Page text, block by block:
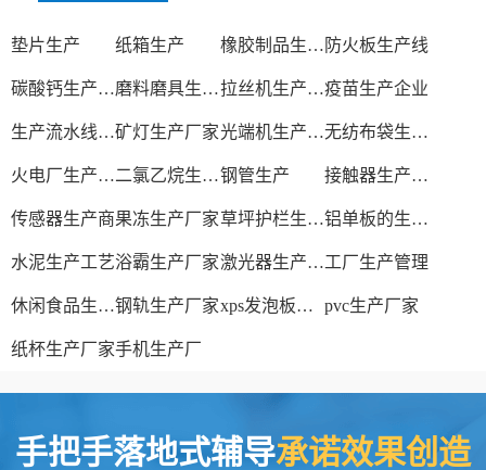
垫片生产 纸箱生产 橡胶制品生产厂 防火板生产线
碳酸钙生产设备 磨料磨具生产厂家 拉丝机生产厂家疫苗生产企业
生产流水线设备矿灯生产厂家 光端机生产厂家 无纺布袋生产厂家
火电厂生产过程 二氯乙烷生产厂家钢管生产 接触器生产厂家
传感器生产商果冻生产厂家 草坪护栏生产厂家 铝单板的生产厂家
水泥生产工艺浴霸生产厂家 激光器生产厂家工厂生产管理
休闲食品生产线钢轨生产厂家 xps发泡板材生产线 pvc生产厂家
纸杯生产厂家手机生产厂
手把手落地式辅导承诺效果创造